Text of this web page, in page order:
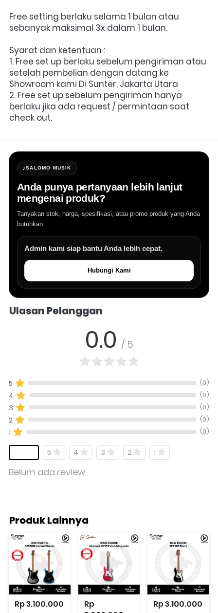
Free setting berlaku selama 1 bulan atau
sebanyak maksimal 3x dalam 1 bulan.
Syarat dan ketentuan :
1. Free set up berlaku sebelum pengiriman atau
setelah pembelian dengan datang ke
Showroom kami Di Sunter, Jakarta Utara
2. Free set up sebelum pengiriman hanya
berlaku jika ada request / permintaan saat
check out.
♪SALOMO MUSIK
Anda punya pertanyaan lebih lanjut
mengenai produk?
Tanyakan stok, harga, spesifikasi, atau promo produk yang Anda
butuhkan.
Admin kami siap bantu Anda lebih cepat.
Hubungi Kami
Ulasan Pelanggan
0.0 / 5
5 (0)
4 (0)
3 (0)
2 (0)
1 (0)
5 4 3 2 1
Belum ada review
Produk Lainnya
Rp 3.100.000
Rp
Rp 3.100.000